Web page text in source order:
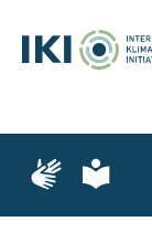
Hauptinhalt
springen
Suche
springen
Hauptnavigation
springen
Zur
Seite
Zur
Seite
leichte